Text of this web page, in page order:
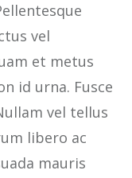
vel
et metus
id urna. Fusce
vel tellus
libero ac
mauris